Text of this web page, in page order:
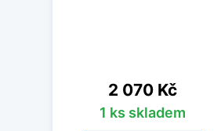
Cena
2 070 Kč
1 ks skladem